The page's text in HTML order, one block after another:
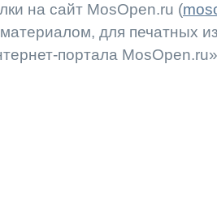
на сайт MosOpen.ru (
для печатных
портала